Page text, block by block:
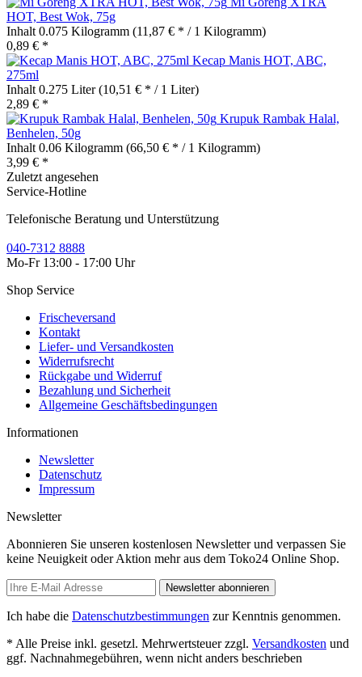
HOT, Best Wok, 75g
Inhalt 0.075 Kilogramm (11,87 € * / 1 Kilogramm)
0,89 € *
Kecap Manis HOT, ABC,
275ml
Inhalt 0.275 Liter(10,51 € * / 1 Liter)
2,89 € *
Krupuk Rambak Halal,
Benhelen, 50g
Inhalt 0.06 Kilogramm (66,50 € * / 1 Kilogramm)
3,99 € *
Zuletzt angesehen
Service-Hotline
Telefonische Beratung und Unterstützung
040-7312 8888
Mo-Fr 13:00 - 17:00 Uhr
Shop Service
Frischeversand
Kontakt
Liefer- und Versandkosten
Widerrufsrecht
Rückgabe und Widerruf
Bezahlung und Sicherheit
Allgemeine Geschäftsbedingungen
Informationen
Newsletter
Datenschutz
Impressum
Newsletter
Abonnieren Sie unseren kostenlosen Newsletter und verpassen Sie
keine Neuigkeit oder Aktion mehr aus dem Toko24 Online Shop.
Newsletter abonnieren
Ich habe die Datenschutzbestimmungen zur Kenntnis genommen.
* Alle Preise inkl. gesetzl. Mehrwertsteuer zzgl. Versandkosten und
ggf. Nachnahmegebühren, wenn nicht anders beschrieben